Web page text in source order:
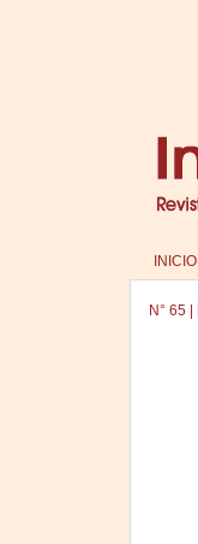
INICIO
N° 65|